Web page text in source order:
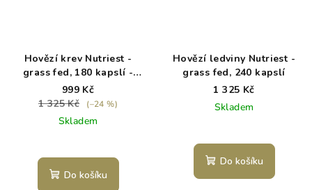
Hovězí krev Nutriest -
grass fed, 180 kapslí -
exp. 5/26
999 Kč
1 325 Kč
(–24 %)
Skladem
Do košíku
Hovězí ledviny Nutriest -
grass fed, 240 kapslí
1 325 Kč
Skladem
Do košíku